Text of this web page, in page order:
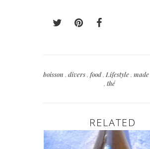
boisson , divers, food,Lifestyle,
, thé
RELATED